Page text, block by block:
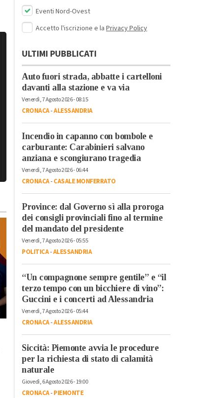
Tempo Libero
“Cursa di caraté” a
Rivarone: all’ultima
curva vince il rione
Castello
A Torino dal 22
ottobre l’arte
Eventi Nord-Ovest
Accetto l'iscrizione e la Privacy Policy
ULTIMI PUBBLICATI
Auto fuori strada, abbatte i cartelloni
davanti alla stazione e va via
Venerdì, 7 Agosto 2026 - 08:15
CRONACA-ALESSANDRIA
Incendio in capanno con bombole e
carburante: Carabinieri salvano
anziana e scongiurano tragedia
Venerdì, 7 Agosto 2026 - 06:44
CRONACA-CASALE MONFERRATO
Province: dal Governo sì alla proroga
dei consigli provinciali fino al termine
del mandato del presidente
Venerdì, 7 Agosto 2026 - 05:55
POLITICA-ALESSANDRIA
“Un compagnone sempre gentile” e “il
terzo tempo con un bicchiere di vino”:
Guccini e i concerti ad Alessandria
Venerdì, 7 Agosto 2026 - 05:44
CRONACA-ALESSANDRIA
Siccità: Piemonte avvia le procedure
per la richiesta di stato di calamità
naturale
Giovedì, 6 Agosto 2026 - 19:00
CRONACA-PIEMONTE